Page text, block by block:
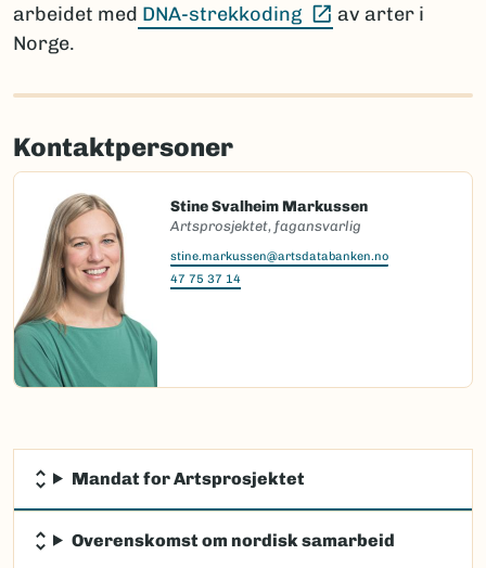
arbeidet med DNA-strekkoding (Ekstern lenke)
av arter i
Norge.
Kontaktpersoner
Stine Svalheim Markussen
Artsprosjektet, fagansvarlig
stine.markussen@artsdatabanken.no
47 75 37 14
Mandat for Artsprosjektet
Overenskomst om nordisk samarbeid